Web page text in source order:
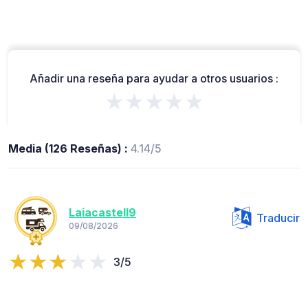
Añadir una reseña para ayudar a otros usuarios :
★★★★★
Media (126 Reseñas) : 4.14/5
Laiacastell9
09/08/2026
Traducir
3/5